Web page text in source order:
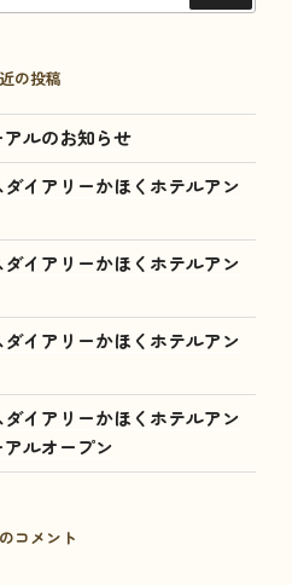
の投稿
ルのお知らせ
ダイアリーかほくホテルアン
ダイアリーかほくホテルアン
ダイアリーかほくホテルアン
ダイアリーかほくホテルアン
ルオープン
コメント